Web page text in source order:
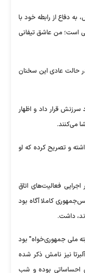
دفاع از رابطه خود با
است؛ من عاشق تیفانی
حالت عادی این سخنان
سرزنش قرار داد و اظهار
می‌کنند.
و تصریح کرده که او
فعالیت‌های اتاق
کاملا آگاه بود
داشت.
ملی جمهوری‌خواه" بود
نیز نامش ذکر شده
احساساتی بوده و شب